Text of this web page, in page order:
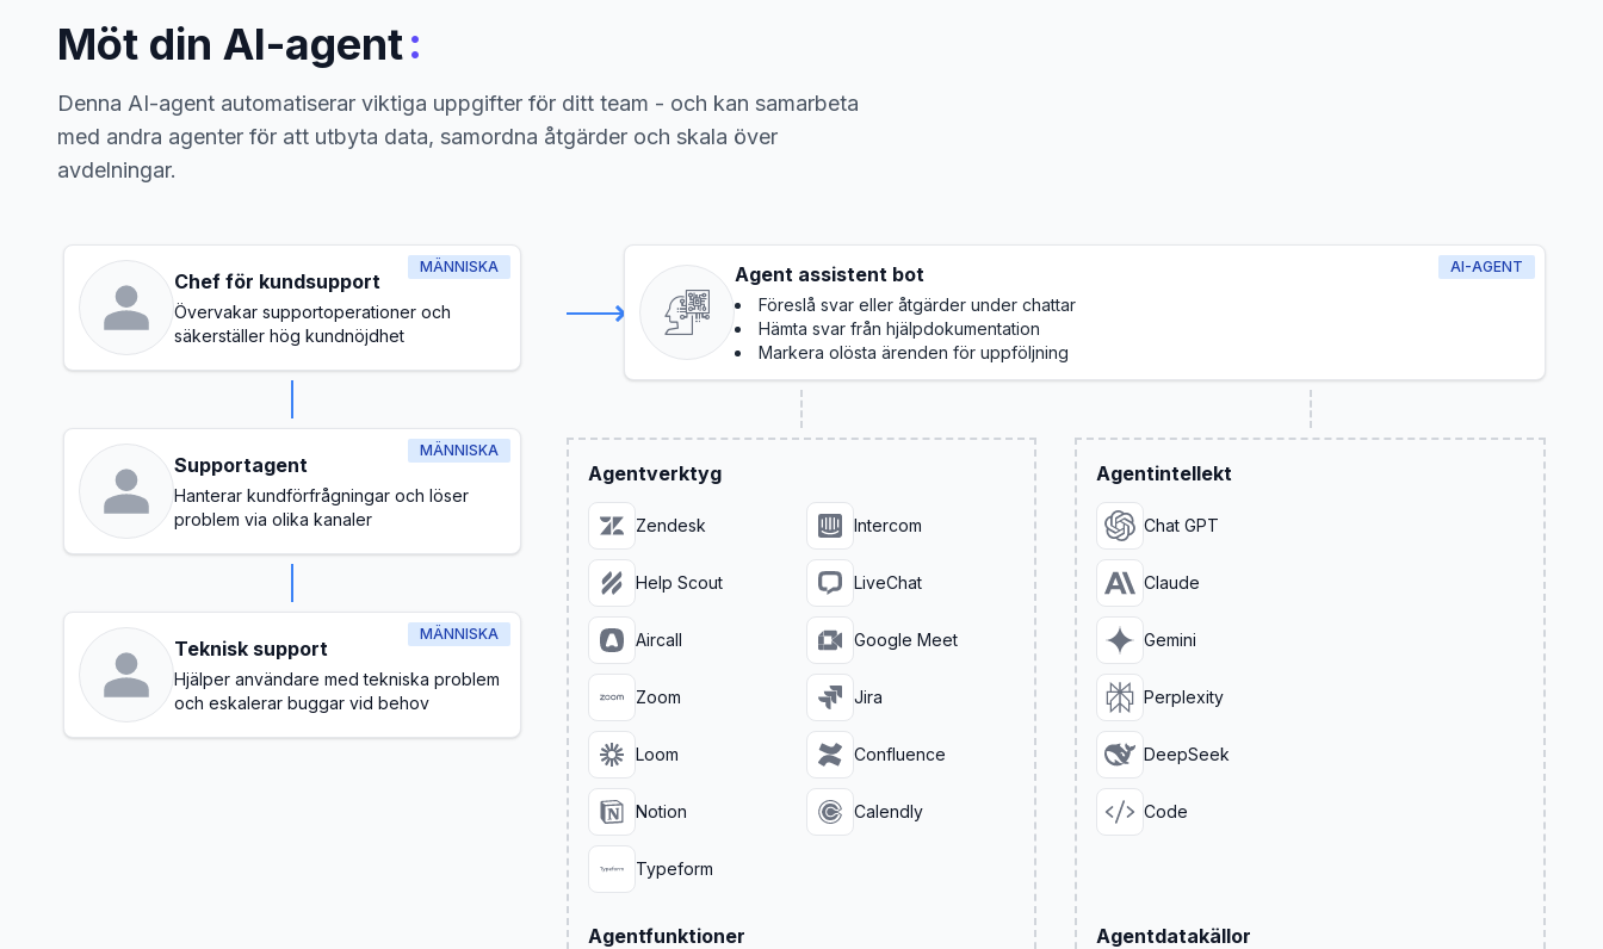
Möt din AI-agent:
Denna AI-agent automatiserar viktiga uppgifter för ditt team - och kan samarbeta
med andra agenter för att utbyta data, samordna åtgärder och skala över
avdelningar.
MÄNNISKA
Chef för kundsupport
Övervakar supportoperationer och
säkerställer hög kundnöjdhet
MÄNNISKA
Supportagent
Hanterar kundförfrågningar och löser
problem via olika kanaler
MÄNNISKA
Teknisk support
Hjälper användare med tekniska problem
och eskalerar buggar vid behov
AI-AGENT
Agent assistent bot
Föreslå svar eller åtgärder under chattar
Hämta svar från hjälpdokumentation
Markera olösta ärenden för uppföljning
Agentverktyg
Zendesk Intercom
Help Scout LiveChat
Aircall Google Meet
Zoom Jira
Loom Confluence
Notion Calendly
Typeform
Agentfunktioner
Agentintellekt
Chat GPT
Claude
Gemini
Perplexity
DeepSeek
Code
Agentdatakällor